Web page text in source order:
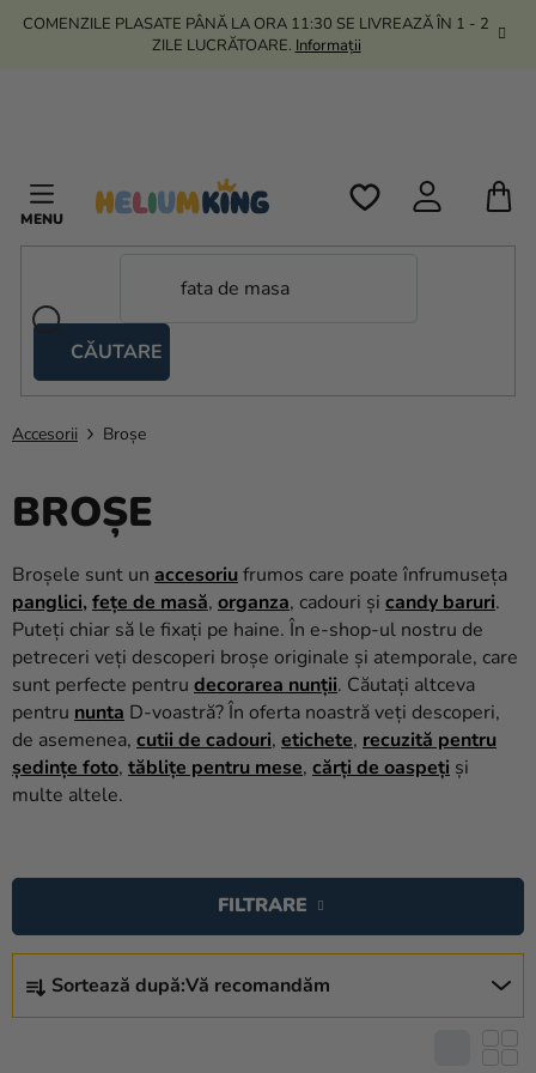
TreciCOMENZILE PLASATE PÂNĂ LA ORA 11:30 SE LIVREAZĂ ÎN 1 - 2
ZILE LUCRĂTOARE. Informații
CĂUTARE
tip
foarfecă
Heliu si
Nunta
Petrecere
Măști
pentru
carnaval
Sortiment
Coacerea
Accesorii Broșe
BROȘE
Broșele sunt un accesoriufrumos care poate înfrumuseța
panglici, fețe de masă, organza, cadouri și candy baruri.
Puteți chiar să le fixați pe haine. În e-shop-ul nostru de
petreceri veți descoperi broșe originale și atemporale, care
sunt perfecte pentru decorarea nunții. Căutați altceva
pentru nunta D-voastră? În oferta noastră veți descoperi,
de asemenea, cutii de cadouri, etichete, recuzită pentru
ședințe foto, tăblițe pentru mese, cărți de oaspeți și
multe altele.
E
L
Sortează după:Vă recomandăm
FILTRARE
I
S
T
Ă
P